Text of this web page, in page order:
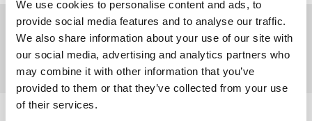
We use cookies to personalise content and ads, to
provide social media features and to analyse our traffic.
We also share information about your use of our site with
our social media, advertising and analytics partners who
may combine it with other information that you’ve
provided to them or that they’ve collected from your use
of their services.